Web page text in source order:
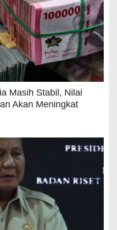
Masih Stabil, Nilai
Akan Meningkat